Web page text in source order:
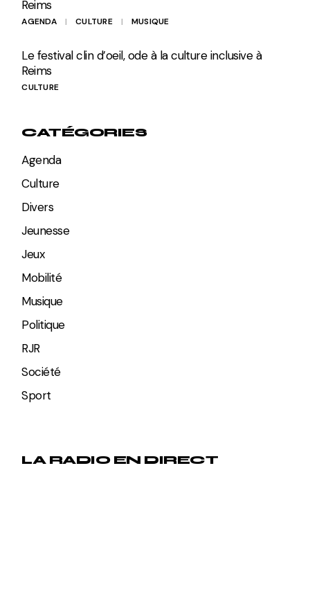
Reims
AGENDA CULTURE MUSIQUE
Le festival clin d’oeil, ode à la culture inclusive à
Reims
CULTURE
CATÉGORIES
Agenda
Culture
Divers
Jeunesse
Jeux
Mobilité
Musique
Politique
RJR
Société
Sport
LA RADIO EN DIRECT